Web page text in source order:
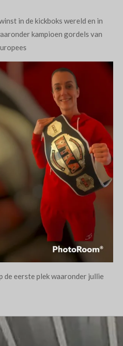
in de kickboks wereld en in
kampioen gordels van
de eerste plek waaronder jullie